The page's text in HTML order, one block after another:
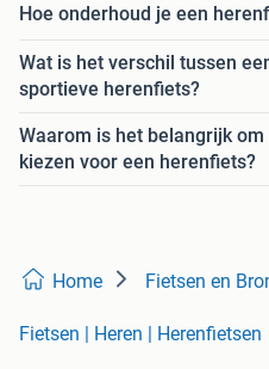
Hoe onderhoud je een
Wat is het verschil tussen
sportieve herenfiets?
Waarom is het belangrijk
kiezen voor een herenfiets?
Home Fietsen en
Fietsen | Heren | Herenfietsen